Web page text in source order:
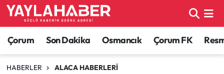
Çorum Son Dakika Osmancık Çorum FK
HABERLER ALACA HABERLERI
Alaca Haberleri
Bayat Haberleri
Çorum Nöbetçi Eczaneler
Çorum Hava Durumu